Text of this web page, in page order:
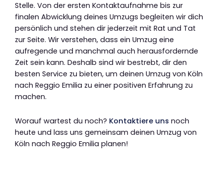
Stelle. Von der ersten Kontaktaufnahme bis zur
finalen Abwicklung deines Umzugs begleiten wir dich
persönlich und stehen dir jederzeit mit Rat und Tat
zur Seite. Wir verstehen, dass ein Umzug eine
aufregende und manchmal auch herausfordernde
Zeit sein kann. Deshalb sind wir bestrebt, dir den
besten Service zu bieten, um deinen Umzug von Köln
nach Reggio Emilia zu einer positiven Erfahrung zu
machen.
Worauf wartest du noch? Kontaktiere uns noch
heute und lass uns gemeinsam deinen Umzug von
Köln nach Reggio Emilia planen!